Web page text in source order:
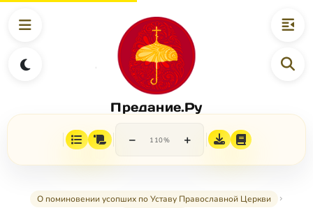
Предание.Ру
− 110% +
О поминовении усопших по Уставу Православной Церкви